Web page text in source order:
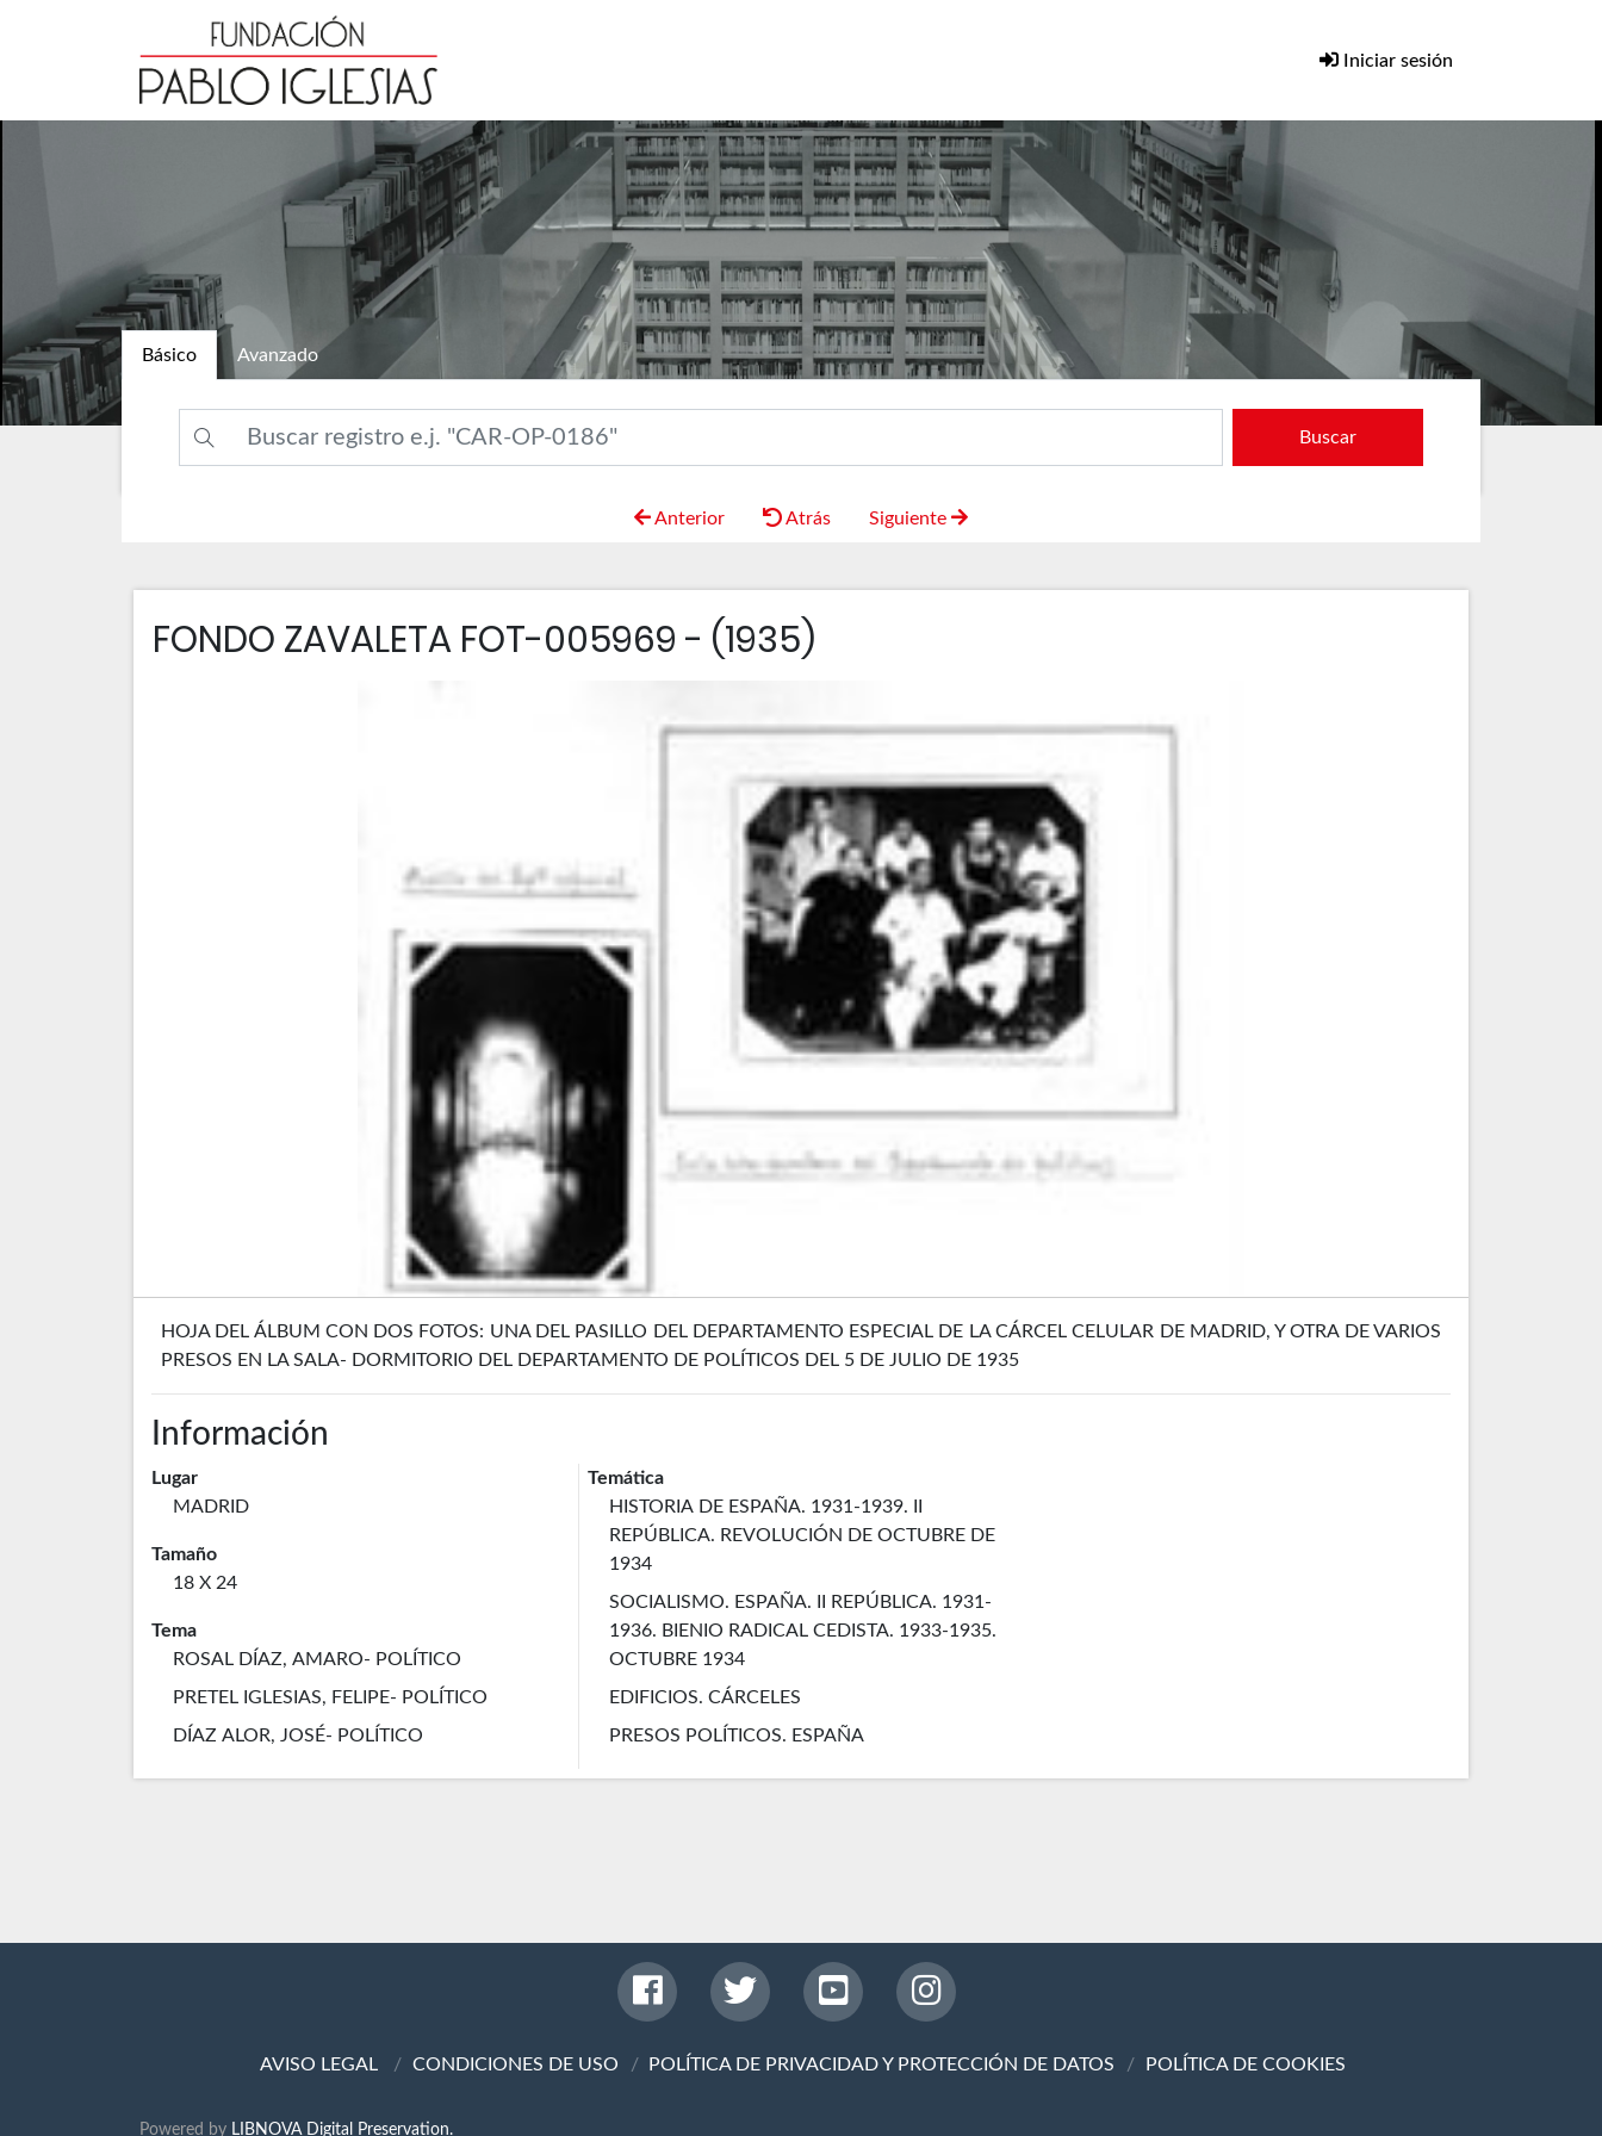
Iniciar sesión
Básico Avanzado
Buscar
Anterior Atrás Siguiente
FONDO ZAVALETA FOT-005969 - (1935)
HOJA DEL ÁLBUM CON DOS FOTOS: UNA DEL PASILLO DEL DEPARTAMENTO ESPECIAL DE LA CÁRCEL CELULAR DE MADRID, Y OTRA DE VARIOS
PRESOS EN LA SALA- DORMITORIO DEL DEPARTAMENTO DE POLÍTICOS DEL 5 DE JULIO DE 1935
Información
Lugar
MADRID
Tamaño
18 X 24
Tema
ROSAL DÍAZ, AMARO- POLÍTICO
PRETEL IGLESIAS, FELIPE- POLÍTICO
DÍAZ ALOR, JOSÉ- POLÍTICO
Temática
HISTORIA DE ESPAÑA. 1931-1939. II
REPÚBLICA. REVOLUCIÓN DE OCTUBRE DE
1934
SOCIALISMO. ESPAÑA. II REPÚBLICA. 1931-
1936. BIENIO RADICAL CEDISTA. 1933-1935.
OCTUBRE 1934
EDIFICIOS. CÁRCELES
PRESOS POLÍTICOS. ESPAÑA
AVISO LEGAL CONDICIONES DE USO POLÍTICA DE PRIVACIDAD Y PROTECCIÓN DE DATOS POLÍTICA DE COOKIES
Powered by LIBNOVA Digital Preservation.